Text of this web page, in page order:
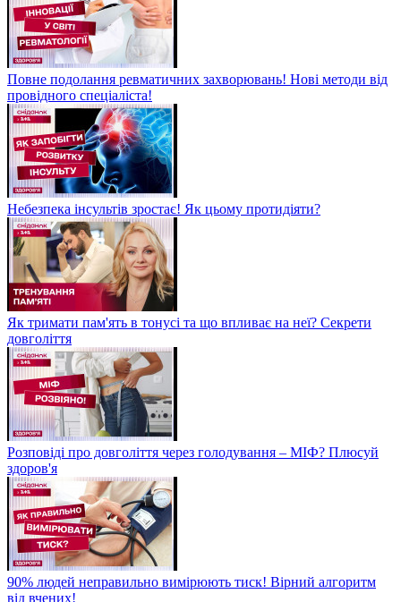
Повне подолання ревматичних захворювань! Нові методи від
провідного спеціаліста!
Небезпека інсультів зростає! Як цьому протидіяти?
Як тримати пам'ять в тонусі та що впливає на неї? Секрети
довголіття
Розповіді про довголіття через голодування – МІФ? Плюсуй
здоров'я
90% людей неправильно вимірюють тиск! Вірний алгоритм
від вчених!